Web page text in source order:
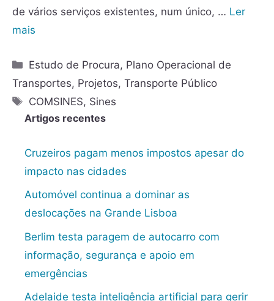
de vários serviços existentes, num único, … Ler
mais
Estudo de Procura, Plano Operacional de
Transportes, Projetos, Transporte Público
COMSINES, Sines
Artigos recentes
Cruzeiros pagam menos impostos apesar do
impacto nas cidades
Automóvel continua a dominar as
deslocações na Grande Lisboa
Berlim testa paragem de autocarro com
informação, segurança e apoio em
emergências
Adelaide testa inteligência artificial para gerir